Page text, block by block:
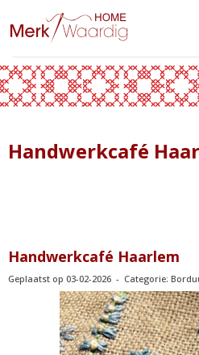
Handwerkcafé
Handwerkcafé Haarlem
Geplaatst op 03-02-2026 - Categorie: